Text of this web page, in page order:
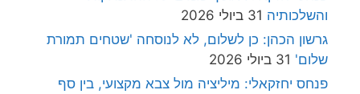
והשלכותיה 31 ביולי 2026
גרשון הכהן: כן לשלום, לא לנוסחה 'שטחים תמורת
שלום' 31 ביולי 2026
פנחס יחזקאלי: מיליציה מול צבא מקצועי, בין סף